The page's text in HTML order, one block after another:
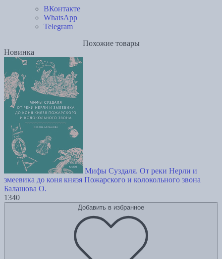
ВКонтакте
WhatsApp
Telegram
Похожие товары
Новинка
Мифы Суздаля. От реки Нерли и
змеевика до коня князя Пожарского и колокольного звона
Балашова О.
1340
Добавить в избранное